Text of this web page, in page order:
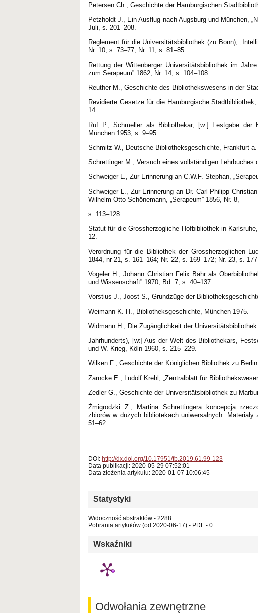
Petersen Ch., Geschichte der Hamburgischen
Petzholdt J., Ein Ausflug nach Augsburg und München,
Juli, s. 201–208.
Reglement für die Universitätsbibliothek (zu Bonn),
Nr. 10, s. 73–77; Nr. 11, s. 81–85.
Rettung der Wittenberger Universitätsbibliothek im
zum Serapeum” 1862, Nr. 14, s. 104–108.
Reuther M., Geschichte des Bibliothekswesens in der
Revidierte Gesetze für die Hamburgische
14.
Ruf P., Schmeller als Bibliothekar, [w:] Festgabe der
München 1953, s. 9–95.
Schmitz W., Deutsche Bibliotheksgeschichte, Frankfurt a.
Schrettinger M., Versuch eines vollständigen
Schweiger L., Zur Erinnerung an C.W.F. Stephan,
Schweiger L., Zur Erinnerung an Dr. Carl Philipp
Wilhelm Otto Schönemann, „Serapeum” 1856, Nr. 8,
s. 113–128.
Statut für die Grossherzogliche Hofbibliothek in
12.
Verordnung für die Bibliothek der Grossherzoglichen
1844, nr 21, s. 161–164; Nr. 22, s. 169–172; Nr. 23, s.
Vogeler H., Johann Christian Felix Bähr als
und Wissenschaft” 1970, Bd. 7, s. 40–137.
Vorstius J., Joost S., Grundzüge der
Weimann K. H., Bibliotheksgeschichte, München 1975.
Widmann H., Die Zugänglichkeit der
Jahrhunderts), [w:] Aus der Welt des Bibliothekars,
und W. Krieg, Köln 1960, s. 215–229.
Wilken F., Geschichte der Königlichen Bibliothek zu
Zarncke E., Ludolf Krehl, „Zentralblatt für
Zedler G., Geschichte der Universitätsbibliothek zu
Żmigrodzki Z., Martina Schrettingera koncepcja
zbiorów w dużych bibliotekach uniwersalnych.
51–62.
DOI: http://dx.doi.org/10.17951/fb.2019.61.99-123
Data publikacji: 2020-05-29 07:52:01
Data złożenia artykułu: 2020-01-07 10:06:45
Statystyki
Widoczność abstraktów - 2288
Pobrania artykułów (od 2020-06-17) - PDF - 0
Wskaźniki
Odwołania zewnętrzne